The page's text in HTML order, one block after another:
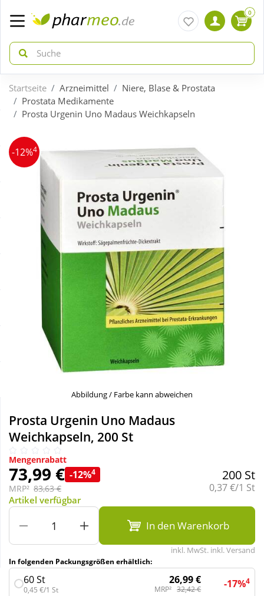
zurück
Aktuelle Coupons
Gratis dazu
Neuheiten
zurück
Arzneimittel
Bio & Genuss
Diabetes
Körperpflege & Kosmetik
Mutter & Kind
Natur & Homöopathie
Sanitätshaus
Sport & Fitness
Tierbedarf
Wellness
0
Startseite Arzneimittel
Niere, Blase & Prostata
Prostata Medikamente
Prosta Urgenin Uno Madaus Weichkapseln
-12%4
Abbildung / Farbe kann abweichen
Prosta Urgenin Uno Madaus
Weichkapseln, 200 St
Mengenrabatt
73,99 € -12%4
MRP² 83,63 €
200 St
Grundpreis:
0,37 €/1 St
Artikel verfügbar
In den Warenkorb
inkl. MwSt. inkl. Versand
In folgenden Packungsgrößen erhältlich:
60 St
0,45 €/1 St
26,99 €
MRP² 32,42 € -17%4